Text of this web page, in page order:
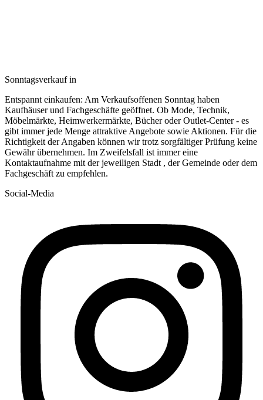
Sonntagsverkauf in
Entspannt einkaufen: Am Verkaufsoffenen Sonntag haben
Kaufhäuser und Fachgeschäfte geöffnet. Ob Mode, Technik,
Möbelmärkte, Heimwerkermärkte, Bücher oder Outlet-Center - es
gibt immer jede Menge attraktive Angebote sowie Aktionen. Für die
Richtigkeit der Angaben können wir trotz sorgfältiger Prüfung keine
Gewähr übernehmen. Im Zweifelsfall ist immer eine
Kontaktaufnahme mit der jeweiligen Stadt , der Gemeinde oder dem
Fachgeschäft zu empfehlen.
Social-Media